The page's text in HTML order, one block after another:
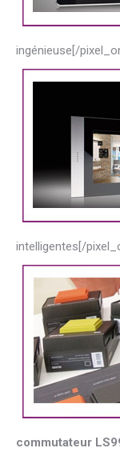
ingénieuse[/
intelligentes[/
commutateur